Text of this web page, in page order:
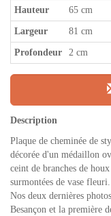
Hauteur 65 cm
Largeur 81 cm
Profondeur 2 cm
Description
Plaque de cheminée de
décorée d'un médaillon
ceint de branches de
surmontées de vase fleuri.
Nos deux dernières
Besançon et la première